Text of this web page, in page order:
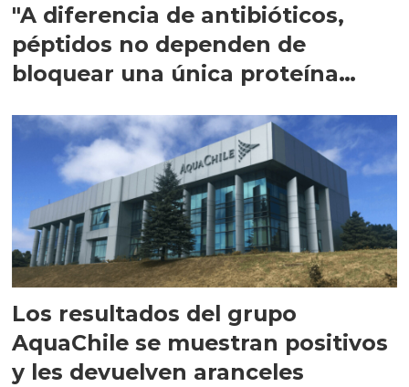
"A diferencia de antibióticos,
péptidos no dependen de
bloquear una única proteína
Los resultados del grupo
AquaChile se muestran positivos
y les devuelven aranceles